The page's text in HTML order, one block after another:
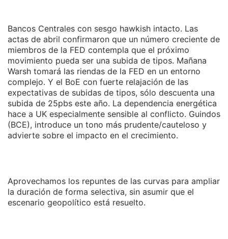
Bancos Centrales con sesgo hawkish intacto. Las
actas de abril confirmaron que un número creciente de
miembros de la FED contempla que el próximo
movimiento pueda ser una subida de tipos. Mañana
Warsh tomará las riendas de la FED en un entorno
complejo. Y el BoE con fuerte relajación de las
expectativas de subidas de tipos, sólo descuenta una
subida de 25pbs este año. La dependencia energética
hace a UK especialmente sensible al conflicto. Guindos
(BCE), introduce un tono más prudente/cauteloso y
advierte sobre el impacto en el crecimiento.
Aprovechamos los repuntes de las curvas para ampliar
la duración de forma selectiva, sin asumir que el
escenario geopolítico está resuelto.